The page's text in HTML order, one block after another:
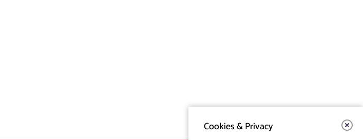
Cookies & Privacy